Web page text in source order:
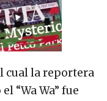
cual la reportera
“Wa Wa” fue